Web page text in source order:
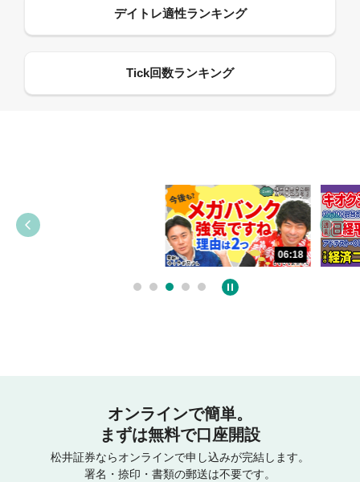
06:18
オンラインで簡単。
まずは無料で口座開設
松井証券ならオンラインで申し込みが完結します。
署名・捺印・書類の郵送は不要です。